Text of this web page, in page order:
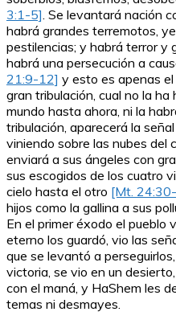
3:1-5]. Se levantará nación
habrá grandes terremotos,
pestilencias; y habrá terror y
habrá una persecución a
21:9-12] y esto es apenas
gran tribulación, cual no la
mundo hasta ahora, ni la
tribulación, aparecerá la
viniendo sobre las nubes del
enviará a sus ángeles con
sus escogidos de los cuatro
cielo hasta el otro [Mt.
hijos como la gallina a sus
En el primer éxodo el pueblo
eterno los guardó, vio las
que se levantó a
victoria, se vio en un
con el maná, y HaShem les
temas ni desmayes.